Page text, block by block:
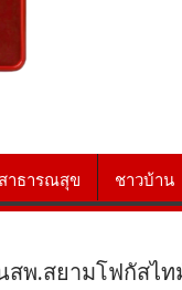
สาธารณสุข ชาวบ้าน
สพ.สยามโฟกัสไท